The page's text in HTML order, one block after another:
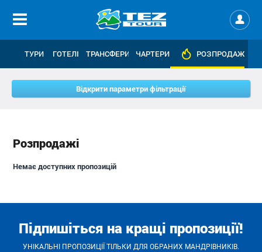
ТУРИ ГОТЕЛІ ТРАНСФЕРИ ЧАРТЕРИ РОЗПРОДАЖІ
Відкрити параметри фільтрації
Розпродажі
Немає доступних пропозицій
Підпишіться на кращі пропозиції!
УНІКАЛЬНІ ПРОПОЗИЦІЇ ТІЛЬКИ ДЛЯ ОБРАНИХ МАНДРІВНИКІВ.